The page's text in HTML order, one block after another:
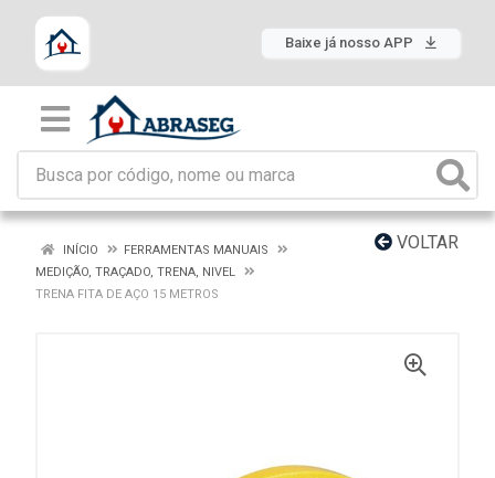
Baixe já nosso APP
VOLTAR
INÍCIO
FERRAMENTAS MANUAIS
MEDIÇÃO, TRAÇADO, TRENA, NIVEL
TRENA FITA DE AÇO 15 METROS